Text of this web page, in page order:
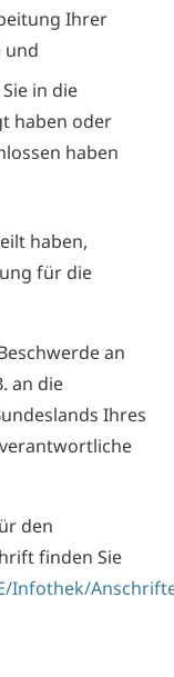
Ihrer
und
in die
haben oder
haben
haben,
für die
an
an die
Ihres
den
finden Sie
Infothek/